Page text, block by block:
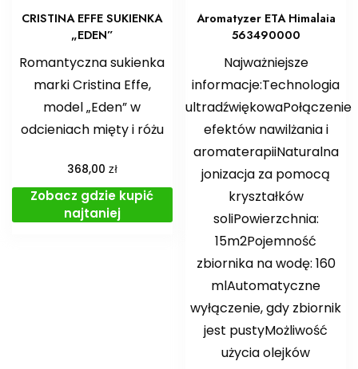
CRISTINA EFFE SUKIENKA
„EDEN”
Romantyczna sukienka
marki Cristina Effe,
model „Eden” w
odcieniach mięty i różu
368,00 zł
Zobacz gdzie kupić
najtaniej
Aromatyzer ETA Himalaia
563490000
Najważniejsze
informacje:Technologia
ultradźwiękowaPołączenie
efektów nawilżania i
aromaterapiiNaturalna
jonizacja za pomocą
kryształków
soliPowierzchnia:
15m2Pojemność
zbiornika na wodę: 160
mlAutomatyczne
wyłączenie, gdy zbiornik
jest pustyMożliwość
użycia olejków